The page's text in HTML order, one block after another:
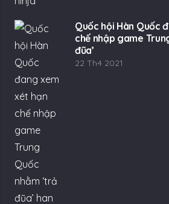
Quốc hội Hàn Quốc
chế nhập game
đũa’
22 Th4 2021